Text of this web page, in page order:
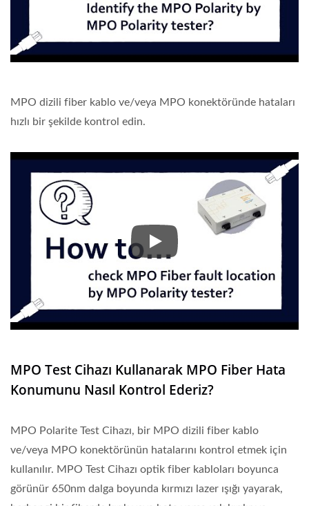
MPO dizili fiber kablo ve/veya MPO konektöründe hataları
hızlı bir şekilde kontrol edin.
MPO dizili fiber kablo ve/veya
MPO Test Cihazı Kullanarak MPO Fiber Hata
Konumunu Nasıl Kontrol Ederiz?
MPO Polarite Test Cihazı, bir MPO dizili fiber kablo
ve/veya MPO konektörünün hatalarını kontrol etmek için
kullanılır. MPO Test Cihazı optik fiber kabloları boyunca
görünür 650nm dalga boyunda kırmızı lazer ışığı yayarak,